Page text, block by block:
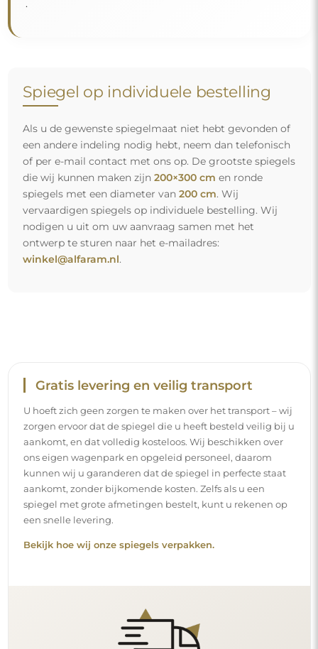
Gratis levering en veilig transport
zorgen ervoor dat de spiegel die u heeft besteld veilig bij u
aankomt, en dat volledig kosteloos. Wij beschikken over
ons eigen wagenpark en opgeleid personeel, daarom
kunnen wij u garanderen dat de spiegel in perfecte staat
aankomt, zonder bijkomende kosten. Zelfs als u een
spiegel met grote afmetingen bestelt, kunt u rekenen op
een snelle levering.
Bekijk hoe wij onze spiegels verpakken.
Eenvoudige montage
Wij staan in voor de productie en de levering van de
spiegels, terwijl de installatie onder uw
verantwoordelijkheid valt. Gezien de specifieke
kenmerken van elke ruimte bieden wij geen standaard
montageaccessoires aan. Dit geeft u de vrijheid om de